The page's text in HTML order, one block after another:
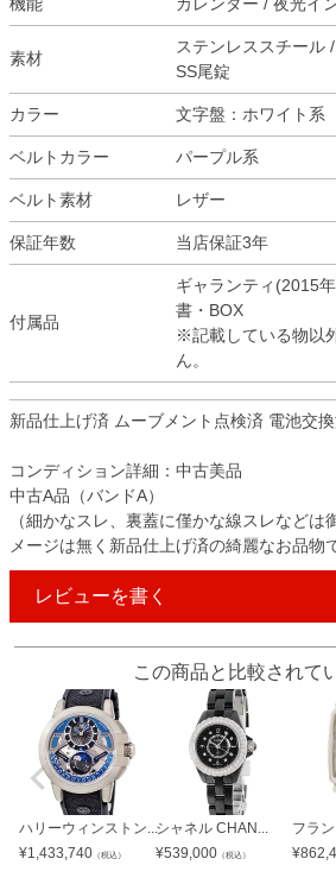
素材
ステンレススチール
SS尾錠
カラー 文字盤：ホワイト系
ベルトカラー パープル系
ベルト素材 レザー
保証年数 当店保証3年
付属品
ギャランティ(2015
書・BOX
※記載している物以
ん。
新品仕上げ済 ムーブメント点検済 電池交
コンディション詳細：中古美品
中古A品（バンドA）
（細かなスレ、裏蓋に僅かな線スレなどは
メージは無く新品仕上げ済の綺麗なお品物
レビューを書く
この商品と比較されて
ハリーウィンストン...
¥1,433,740 （税込）
シャネル CHAN...
¥539,000 （税込）
フラ
¥